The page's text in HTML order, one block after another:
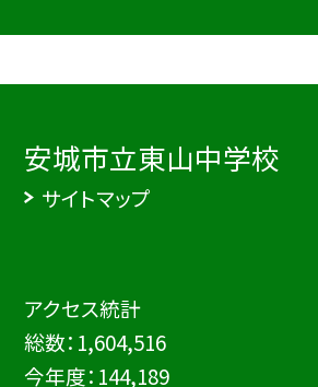
安城市立東山中学校
サイトマップ
アクセス統計
総数： 1,604,516
今年度： 144,189